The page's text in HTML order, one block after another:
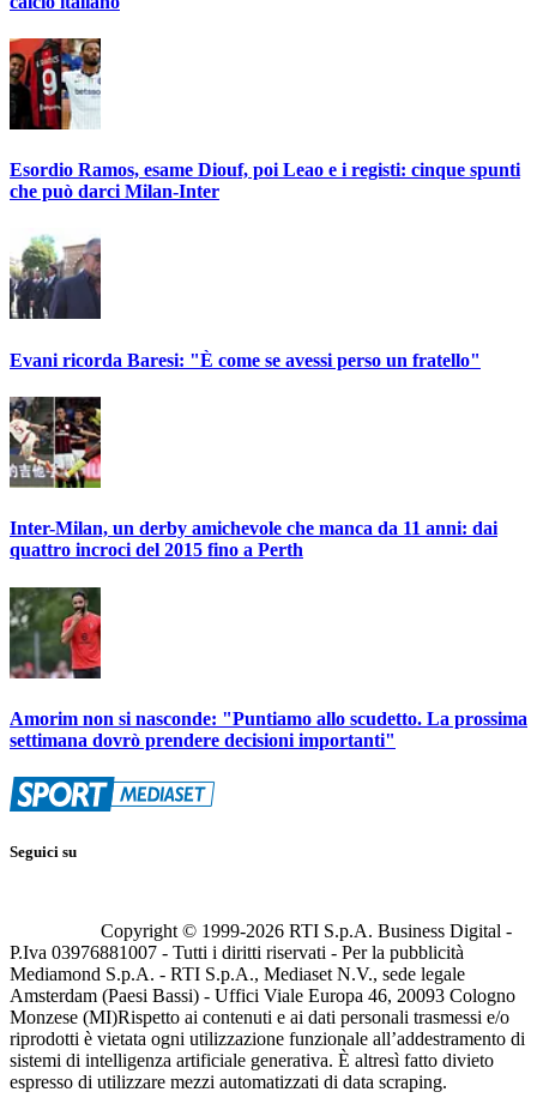
Esordio Ramos, esame Diouf, poi Leao e i registi: cinque spunti
che può darci Milan-Inter
Evani ricorda Baresi: "È come se avessi perso un fratello"
Inter-Milan, un derby amichevole che manca da 11 anni: dai
quattro incroci del 2015 fino a Perth
Amorim non si nasconde: "Puntiamo allo scudetto. La prossima
settimana dovrò prendere decisioni importanti"
Seguici su
Copyright © 1999-2026 RTI S.p.A. Business Digital -
P.Iva 03976881007 - Tutti i diritti riservati - Per la pubblicità
Mediamond S.p.A. - RTI S.p.A., Mediaset N.V., sede legale
Amsterdam (Paesi Bassi) - Uffici Viale Europa 46, 20093 Cologno
Monzese (MI)Rispetto ai contenuti e ai dati personali trasmessi e/o
riprodotti è vietata ogni utilizzazione funzionale all’addestramento di
sistemi di intelligenza artificiale generativa. È altresì fatto divieto
espresso di utilizzare mezzi automatizzati di data scraping.